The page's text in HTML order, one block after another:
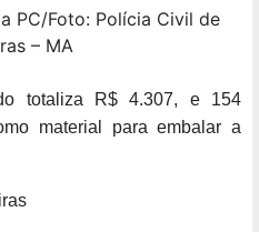
PC/Foto: Polícia Civil de
– MA
totaliza R$ 4.307, e 154
material para embalar a